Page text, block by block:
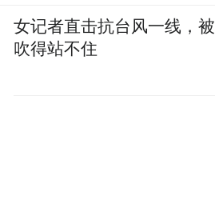
女记者直击抗台风一线，被
吹得站不住